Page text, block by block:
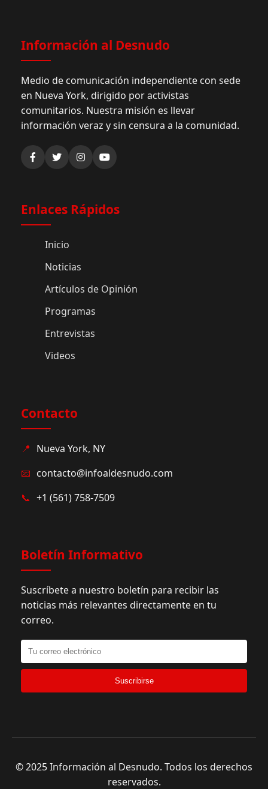
Información al Desnudo
Medio de comunicación independiente con sede
en Nueva York, dirigido por activistas
comunitarios. Nuestra misión es llevar
información veraz y sin censura a la comunidad.
Enlaces Rápidos
Inicio
Noticias
Artículos de Opinión
Programas
Entrevistas
Videos
Contacto
📍 Nueva York, NY
📧 contacto@infoaldesnudo.com
📞 +1 (561) 758-7509
Boletín Informativo
Suscríbete a nuestro boletín para recibir las
noticias más relevantes directamente en tu
correo.
Suscribirse
© 2025 Información al Desnudo. Todos los derechos
reservados.